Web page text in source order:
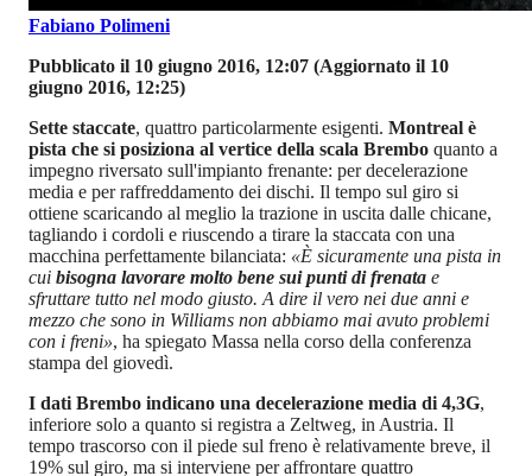
Fabiano Polimeni
Pubblicato il 10 giugno 2016, 12:07 (Aggiornato il 10
giugno 2016, 12:25)
Sette staccate, quattro particolarmente esigenti. Montreal è
pista che si posiziona al vertice della scala Brembo quanto a
impegno riversato sull'impianto frenante: per decelerazione
media e per raffreddamento dei dischi. Il tempo sul giro si
ottiene scaricando al meglio la trazione in uscita dalle chicane,
tagliando i cordoli e riuscendo a tirare la staccata con una
macchina perfettamente bilanciata: «È sicuramente una pista in
cui bisogna lavorare molto bene sui punti di frenata e
sfruttare tutto nel modo giusto. A dire il vero nei due anni e
mezzo che sono in Williams non abbiamo mai avuto problemi
con i freni», ha spiegato Massa nella corso della conferenza
stampa del giovedì.
I dati Brembo indicano una decelerazione media di 4,3G,
inferiore solo a quanto si registra a Zeltweg, in Austria. Il
tempo trascorso con il piede sul freno è relativamente breve, il
19% sul giro, ma si interviene per affrontare quattro